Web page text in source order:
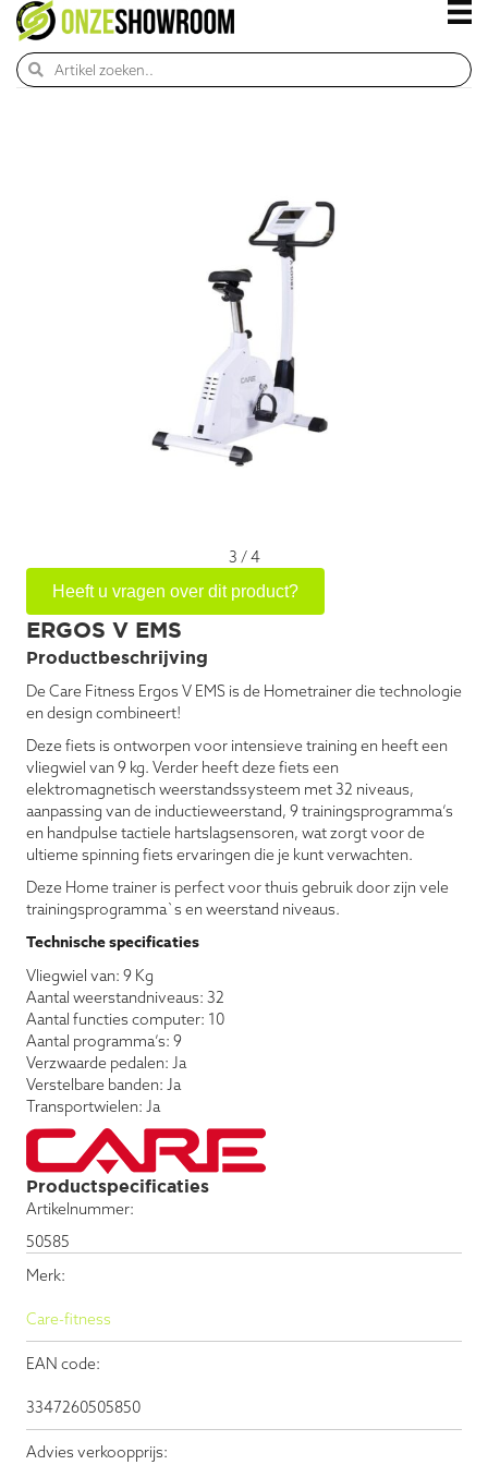
Productspecificaties
Artikelnummer:
50585
Merk:
Care-fitness
EAN code:
3347260505850
Advies verkoopprijs:
3 /4
Heeft u vragen over dit product?
ERGOS V EMS
Productbeschrijving
De Care Fitness Ergos V EMS is de Hometrainer die technologie
en design combineert!
Deze fiets is ontworpen voor intensieve training en heeft een
vliegwiel van 9 kg. Verder heeft deze fiets een
elektromagnetisch weerstandssysteem met 32 ​​niveaus,
aanpassing van de inductieweerstand, 9 trainingsprogramma’s
en handpulse tactiele hartslagsensoren, wat zorgt voor de
ultieme spinning fiets ervaringen die je kunt verwachten.
Deze Home trainer is perfect voor thuis gebruik door zijn vele
trainingsprogramma`s en weerstand niveaus.
Technische specificaties
Vliegwiel van: 9 Kg
Aantal weerstandniveaus: 32
Aantal functies computer: 10
Aantal programma’s: 9
Verzwaarde pedalen: Ja
Verstelbare banden: Ja
Transportwielen: Ja